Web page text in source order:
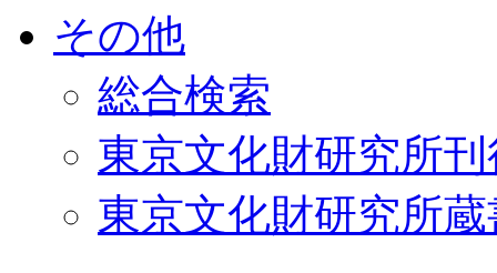
その他
総合検索
東京文化財研究所
東京文化財研究所